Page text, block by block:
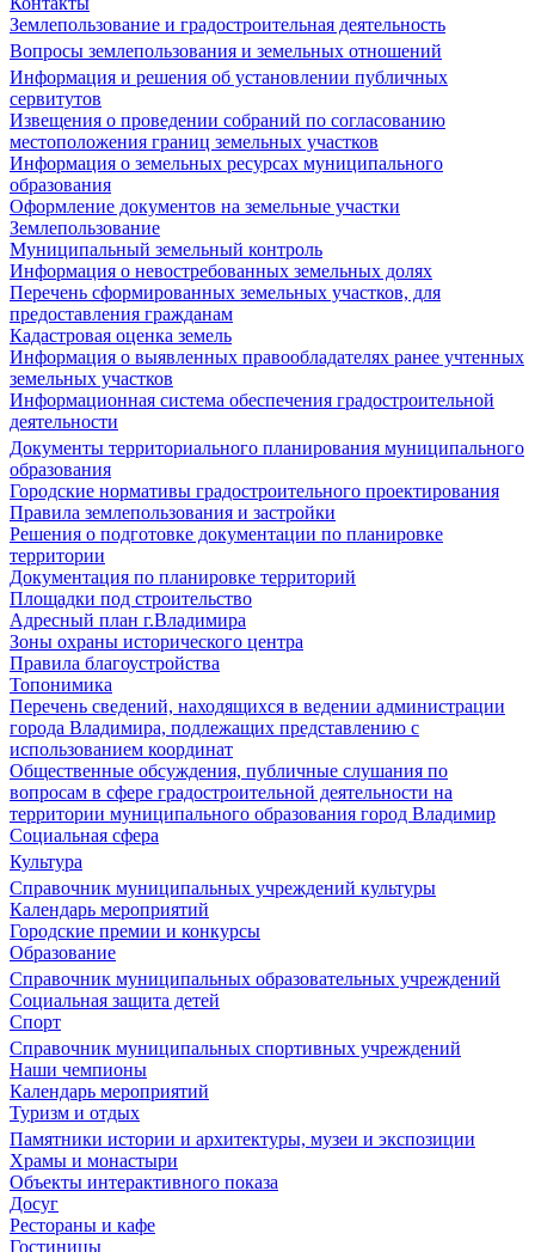
Землепользование и градостроительная деятельность
Вопросы землепользования и земельных отношений
Информация и решения об установлении публичных
сервитутов
Извещения о проведении собраний по согласованию
местоположения границ земельных участков
Информация о земельных ресурсах муниципального
образования
Оформление документов на земельные участки
Землепользование
Муниципальный земельный контроль
Информация о невостребованных земельных долях
Перечень сформированных земельных участков, для
предоставления гражданам
Кадастровая оценка земель
Информация о выявленных правообладателях ранее учтенных
земельных участков
Информационная система обеспечения градостроительной
деятельности
Документы территориального планирования муниципального
образования
Городские нормативы градостроительного проектирования
Правила землепользования и застройки
Решения о подготовке документации по планировке
территории
Документация по планировке территорий
Площадки под строительство
Адресный план г.Владимира
Зоны охраны исторического центра
Правила благоустройства
Топонимика
Перечень сведений, находящихся в ведении администрации
города Владимира, подлежащих представлению с
использованием координат
Общественные обсуждения, публичные слушания по
вопросам в сфере градостроительной деятельности на
территории муниципального образования город Владимир
Социальная сфера
Культура
Справочник муниципальных учреждений культуры
Календарь мероприятий
Городские премии и конкурсы
Образование
Справочник муниципальных образовательных учреждений
Социальная защита детей
Спорт
Справочник муниципальных спортивных учреждений
Наши чемпионы
Календарь мероприятий
Туризм и отдых
Памятники истории и архитектуры, музеи и экспозиции
Храмы и монастыри
Объекты интерактивного показа
Досуг
Рестораны и кафе
Гостиницы